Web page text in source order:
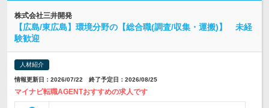
株式会社三井開発
【広島/東広島】環境分野の【総合職(調査/収集・運搬)】 未経
験歓迎
人材紹介
情報更新日：2026/07/22 終了予定日：2026/08/25
マイナビ転職AGENTおすすめの求人です